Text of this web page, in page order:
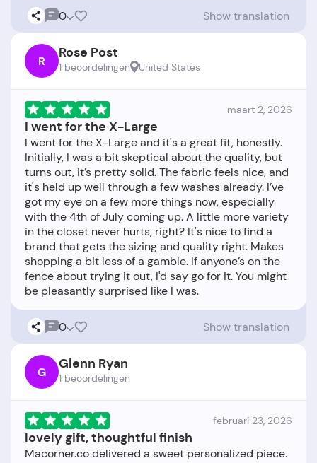
0 Show translation
R Rose Post
1 beoordelingen United States
maart 2, 2026
I went for the X-Large
I went for the X-Large and it's a great fit, honestly.
Initially, I was a bit skeptical about the quality, but
turns out, it’s pretty solid. The fabric feels nice, and
it's held up well through a few washes already. I’ve
got my eye on a few more things now, especially
with the 4th of July coming up. A little more variety
in the closet never hurts, right? It's nice to find a
brand that gets the sizing and quality right. Makes
shopping a bit less of a gamble. If anyone’s on the
fence about trying it out, I'd say go for it. You might
0 Show translation
G Glenn Ryan
1 beoordelingen
februari 23, 2026
lovely gift, thoughtful finish
Macorner.co delivered a sweet personalized piece.